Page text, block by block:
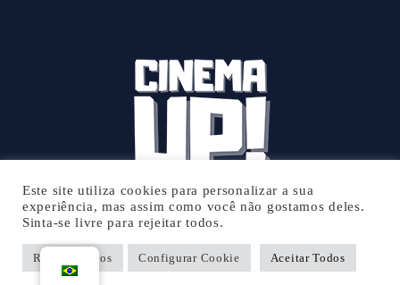
Este site utiliza cookies para personalizar a sua
experiência, mas assim como você não gostamos deles.
Sinta-se livre para rejeitar todos.
Rejeitar Todos Configurar Cookie Aceitar Todos